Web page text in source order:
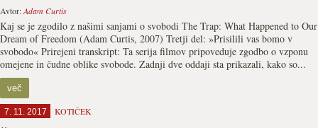
Avtor:Adam Curtis
Kaj se je zgodilo z našimi sanjami o svobodi The Trap: What Happened to Our
Dream of Freedom (Adam Curtis, 2007) Tretji del: »Prisilili vas bomo v
svobodo« Prirejeni transkript: Ta serija filmov pripoveduje zgodbo o vzponu
omejene in čudne oblike svobode. Zadnji dve oddaji sta prikazali, kako so...
več
7. 11. 2017 KOTIČEK